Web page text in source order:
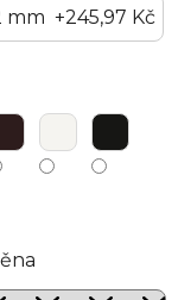
mm +245,97 Kč